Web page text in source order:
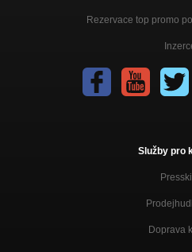
Rezervace top promo
Služby pro
Doprava